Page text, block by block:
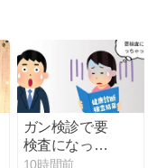
ガン検診で要
検査になった
ら夫からめち
10時間前